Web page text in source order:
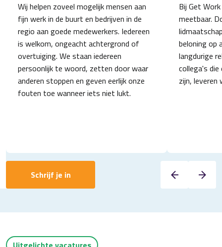
Wij helpen zoveel mogelijk mensen aan
fijn werk in de buurt en bedrijven in de
regio aan goede medewerkers. Iedereen
is welkom, ongeacht achtergrond of
overtuiging. We staan iedereen
persoonlijk te woord, zetten door waar
anderen stoppen en geven eerlijk onze
fouten toe wanneer iets niet lukt.
Bij Get
meetbaar.
beloning op
langdurige
collega's
zijn, leveren
Schrijf je in